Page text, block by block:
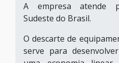
A empresa atende
Sudeste do Brasil.
O descarte de
serve para